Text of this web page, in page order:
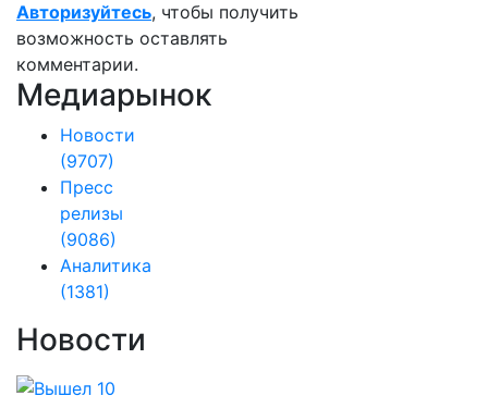
Авторизуйтесь, чтобы получить
возможность оставлять
комментарии.
Медиарынок
Новости
(9707)
Пресс
релизы
(9086)
Аналитика
(1381)
Новости